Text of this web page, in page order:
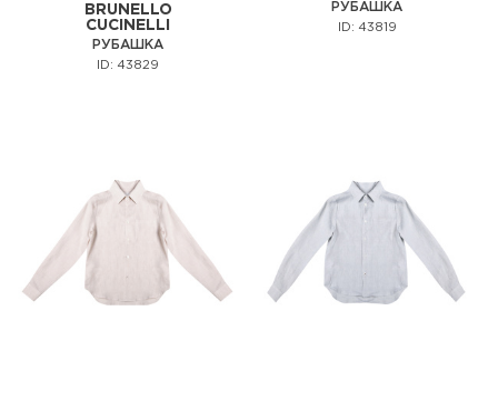
BRUNELLO
CUCINELLI
РУБАШКА
ID: 43829
РУБАШКА
ID: 43819